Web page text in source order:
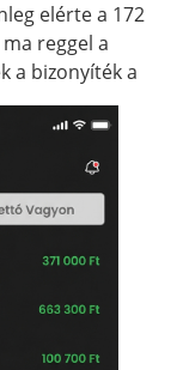
elérte a 172
reggel a
a bizonyíték a